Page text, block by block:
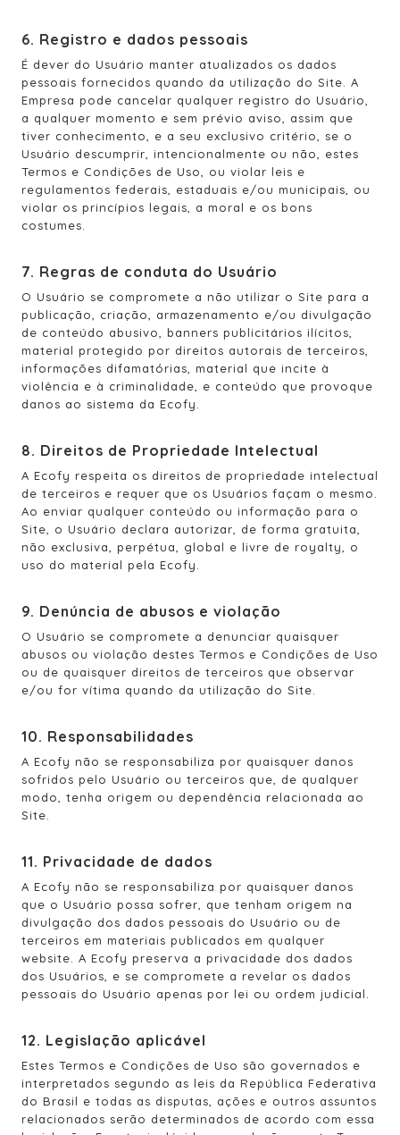
6. Registro e dados pessoais
É dever do Usuário manter atualizados os dados
pessoais fornecidos quando da utilização do Site. A
Empresa pode cancelar qualquer registro do Usuário,
a qualquer momento e sem prévio aviso, assim que
tiver conhecimento, e a seu exclusivo critério, se o
Usuário descumprir, intencionalmente ou não, estes
Termos e Condições de Uso, ou violar leis e
regulamentos federais, estaduais e/ou municipais, ou
violar os princípios legais, a moral e os bons
costumes.
7. Regras de conduta do Usuário
O Usuário se compromete a não utilizar o Site para a
publicação, criação, armazenamento e/ou divulgação
de conteúdo abusivo, banners publicitários ilícitos,
material protegido por direitos autorais de terceiros,
informações difamatórias, material que incite à
violência e à criminalidade, e conteúdo que provoque
danos ao sistema da Ecofy.
8. Direitos de Propriedade Intelectual
A Ecofy respeita os direitos de propriedade intelectual
de terceiros e requer que os Usuários façam o mesmo.
Ao enviar qualquer conteúdo ou informação para o
Site, o Usuário declara autorizar, de forma gratuita,
não exclusiva, perpétua, global e livre de royalty, o
uso do material pela Ecofy.
9. Denúncia de abusos e violação
O Usuário se compromete a denunciar quaisquer
abusos ou violação destes Termos e Condições de Uso
ou de quaisquer direitos de terceiros que observar
e/ou for vítima quando da utilização do Site.
10. Responsabilidades
A Ecofy não se responsabiliza por quaisquer danos
sofridos pelo Usuário ou terceiros que, de qualquer
modo, tenha origem ou dependência relacionada ao
Site.
11. Privacidade de dados
A Ecofy não se responsabiliza por quaisquer danos
que o Usuário possa sofrer, que tenham origem na
divulgação dos dados pessoais do Usuário ou de
terceiros em materiais publicados em qualquer
website. A Ecofy preserva a privacidade dos dados
dos Usuários, e se compromete a revelar os dados
pessoais do Usuário apenas por lei ou ordem judicial.
12. Legislação aplicável
Estes Termos e Condições de Uso são governados e
interpretados segundo as leis da República Federativa
do Brasil e todas as disputas, ações e outros assuntos
relacionados serão determinados de acordo com essa